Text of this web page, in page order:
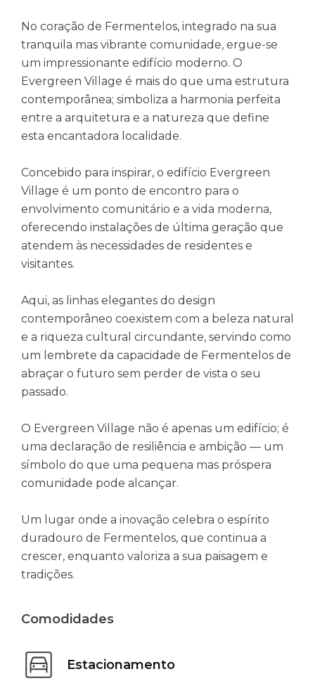
No coração de Fermentelos, integrado na sua
tranquila mas vibrante comunidade, ergue-se
um impressionante edifício moderno. O
Evergreen Village é mais do que uma estrutura
contemporânea; simboliza a harmonia perfeita
entre a arquitetura e a natureza que define
esta encantadora localidade.
Concebido para inspirar, o edifício Evergreen
Village é um ponto de encontro para o
envolvimento comunitário e a vida moderna,
oferecendo instalações de última geração que
atendem às necessidades de residentes e
visitantes.
Aqui, as linhas elegantes do design
contemporâneo coexistem com a beleza natural
e a riqueza cultural circundante, servindo como
um lembrete da capacidade de Fermentelos de
abraçar o futuro sem perder de vista o seu
passado.
O Evergreen Village não é apenas um edifício; é
uma declaração de resiliência e ambição — um
símbolo do que uma pequena mas próspera
comunidade pode alcançar.
Um lugar onde a inovação celebra o espírito
duradouro de Fermentelos, que continua a
crescer, enquanto valoriza a sua paisagem e
tradições.
Comodidades
Estacionamento